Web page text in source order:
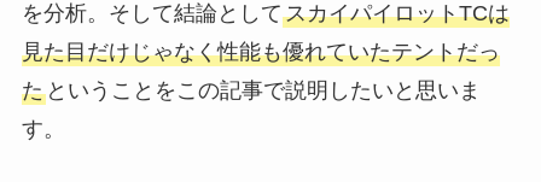
を分析。そして結論としてスカイパイロットTCは
見た目だけじゃなく性能も優れていたテントだっ
たということをこの記事で説明したいと思いま
す。